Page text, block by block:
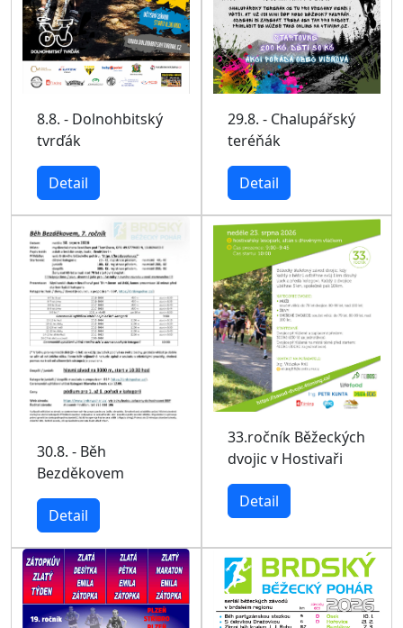
8.8. - Dolnohbitský
tvrďák
Detail
29.8. - Chalupářský
teréňák
Detail
30.8. - Běh
Bezděkovem
Detail
33.ročník Běžeckých
dvojic v Hostivaři
Detail